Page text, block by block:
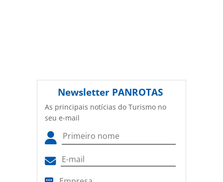
Newsletter PANROTAS
As principais notícias do Turismo no
seu e-mail